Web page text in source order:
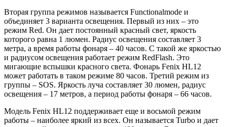
Вторая группа режимов называется Functionalmode и
объединяет 3 варианта освещения. Первый из них – это
режим Red. Он дает постоянный красный свет, яркость
которого равна 1 люмен. Радиус освещения составляет 3
метра, а время работы фонаря – 40 часов. С такой же яркостью
и радиусом освещения работает режим RedFlash. Это
мигающие вспышки красного света. Фонарь Fenix HL12
может работать в таком режиме 80 часов. Третий режим из
группы – SOS. Яркость луча составляет 30 люмен, радиус
освещения – 17 метров, а период работы фонаря – 66 часов.
Модель Fenix HL12 поддерживает еще и восьмой режим
работы – наиболее яркий из всех. Он называется Turbo и дает